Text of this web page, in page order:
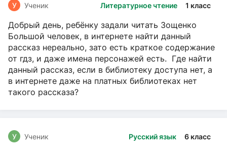
Литературное чтение 1 класс
У Ученик
Добрый день, ребёнку задали читать Зощенко
Большой человек, в интернете найти данный
рассказ нереально, зато есть краткое содержание
от гдз, и даже имена персонажей есть. Где найти
данный рассказ, если в библиотеку доступа нет, а
в интернете даже на платных библиотеках нет
такого рассказа?
Русский язык 6 класс
У Ученик